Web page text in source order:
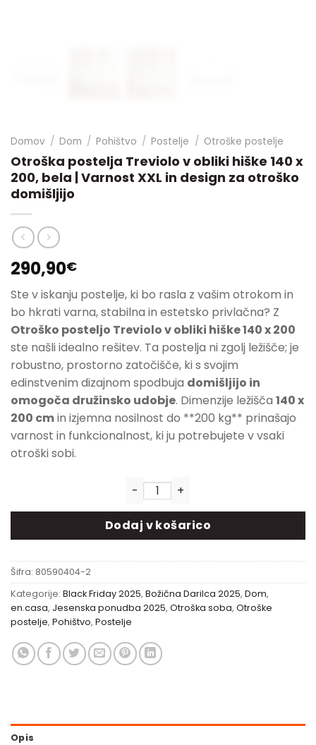
Domov / Dom / Pohištvo / Postelje / Otroške postelje
Otroška postelja Treviolo v obliki hiške 140 x
200, bela | Varnost XXL in design za otroško
domišljijo
290,90€
Ste v iskanju postelje, ki bo rasla z vašim otrokom in
bo hkrati varna, stabilna in estetsko privlačna? Z
Otroško posteljo Treviolo v obliki hiške 140 x 200
ste našli idealno rešitev. Ta postelja ni zgolj ležišče; je
robustno, prostorno zatočišče, ki s svojim
edinstvenim dizajnom spodbuja domišljijo in
omogoča družinsko udobje. Dimenzije ležišča 140 x
200 cmin izjemna nosilnost do **200 kg** prinašajo
varnost in funkcionalnost, ki ju potrebujete v vsaki
otroški sobi.
Otroška postelja Treviolo v
Dodaj v košarico
Šifra: 80590404-2
Kategorije: Black Friday 2025, Božična Darilca 2025, Dom,
en.casa, Jesenska ponudba 2025, Otroška soba, Otroške
postelje, Pohištvo, Postelje
Opis